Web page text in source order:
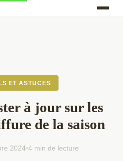
ET ASTUCES
à jour sur les
de la saison
2024•4 min de lecture